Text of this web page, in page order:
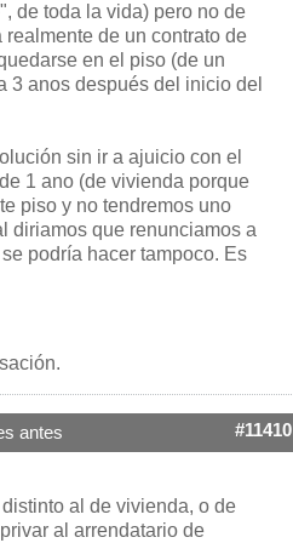
de toda la vida) pero no de
de un contrato de
en el piso (de un
3 anos después del inicio del
sin ir a ajuicio con el
1 ano (de vivienda porque
piso y no tendremos uno
diriamos que renunciamos a
podría hacer tampoco. Es
antes #11410
al de vivienda, o de
al arrendatario de